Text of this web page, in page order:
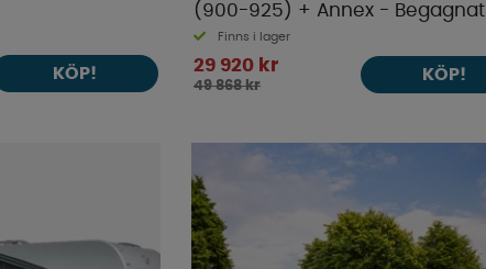
KÖP!
(900-925) + Annex - Begagnat
Finns i lager
29 920 kr
49 868 kr
KÖP!